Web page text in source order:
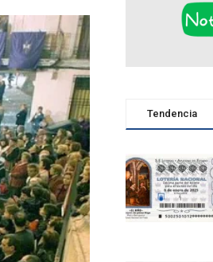
Tendencia